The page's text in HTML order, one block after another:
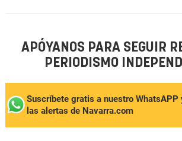
APÓYANOS PARA SEGUIR
PERIODISMO
Suscríbete gratis a nuestro WhatsAPP
las alertas de Navarra.com